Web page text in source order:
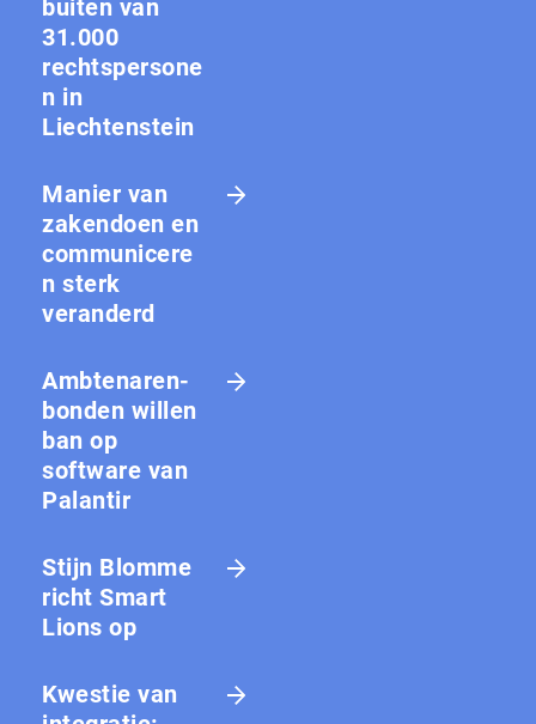
buiten van
31.000
rechtspersone
n in
Liechtenstein
Manier van
zakendoen en
communicere
n sterk
veranderd
Amb­te­na­ren­
bon­den willen
ban op
software van
Palantir
Stijn Blomme
richt Smart
Lions op
Kwestie van